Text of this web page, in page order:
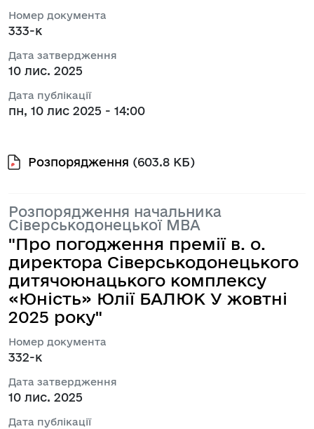
Номер документа
333-к
Дата затвердження
10 лис. 2025
Дата публікації
пн, 10 лис 2025 - 14:00
Розпорядження (603.8 КБ)
Розпорядження начальника
Сіверськодонецької МВА
"Про погодження премії в. о.
директора Сіверськодонецького
дитячоюнацького комплексу
«Юність» Юлії БАЛЮК У жовтні
2025 року"
Номер документа
332-к
Дата затвердження
10 лис. 2025
Дата публікації